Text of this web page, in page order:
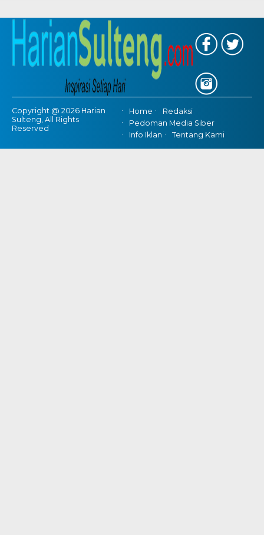
Copyright @ 2026 Harian
Sulteng, All Rights
Reserved
Home
Redaksi
Pedoman Media Siber
Info Iklan
Tentang Kami